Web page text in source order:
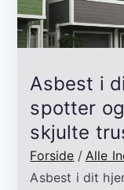
Asbest i
spotter
skjulte
Forside
Alle
Asbest i dit